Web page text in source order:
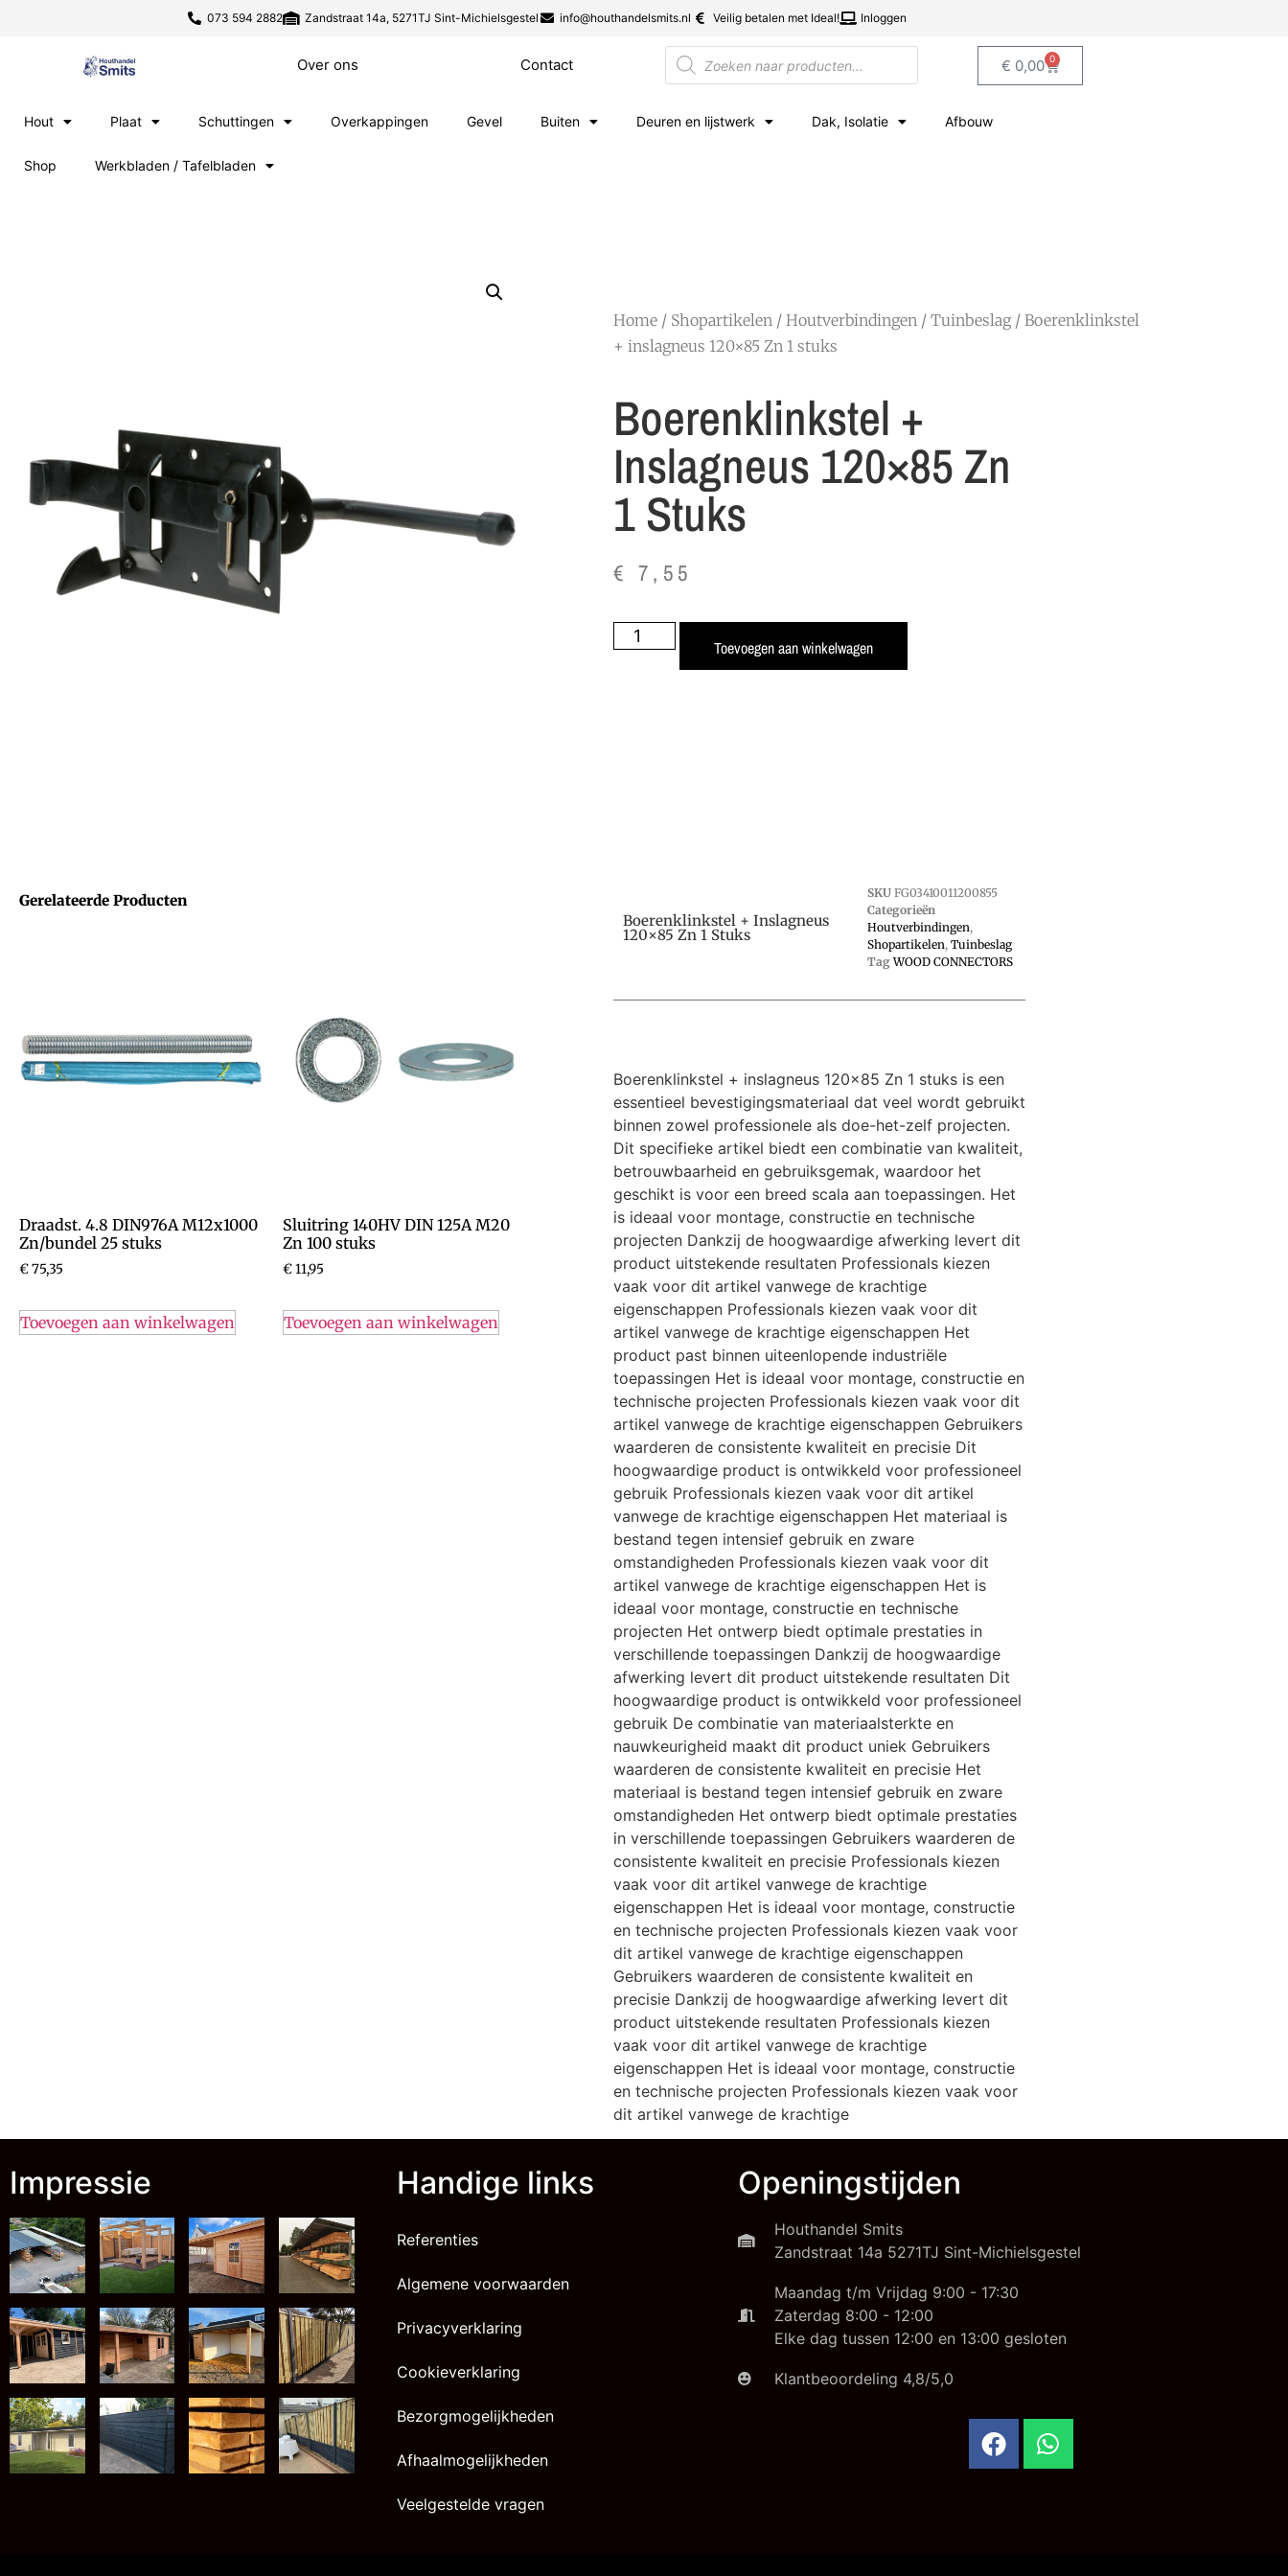
073 594 2882 Zandstraat 14a, 5271TJ Sint-Michielsgestel info@houthandelsmits.nl Veilig betalen met Ideal! Inloggen
Over ons Contact € 0,00 0
Hout Plaat Schuttingen Overkappingen Gevel Buiten Deuren en lijstwerk Dak, Isolatie Afbouw
Shop Werkbladen / Tafelbladen
Home / Shopartikelen / Houtverbindingen / Tuinbeslag/ Boerenklinkstel
+ inslagneus 120×85 Zn 1 stuks
Boerenklinkstel +
Inslagneus 120×85 Zn
1 Stuks
€ 7,55
Toevoegen aan winkelwagen
Gerelateerde Producten
Draadst. 4.8 DIN976A M12x1000
Zn/bundel 25 stuks
€75,35
Toevoegen aan winkelwagen
Sluitring 140HV DIN 125A M20
Zn 100 stuks
€11,95
Toevoegen aan winkelwagen
Boerenklinkstel + Inslagneus
120×85 Zn 1 Stuks
SKU FG03410011200855
Categorieën
Houtverbindingen,
Shopartikelen, Tuinbeslag
Tag WOOD CONNECTORS
Boerenklinkstel + inslagneus 120×85 Zn 1 stuks is een
essentieel bevestigingsmateriaal dat veel wordt gebruikt
binnen zowel professionele als doe-het-zelf projecten.
Dit specifieke artikel biedt een combinatie van kwaliteit,
betrouwbaarheid en gebruiksgemak, waardoor het
geschikt is voor een breed scala aan toepassingen. Het
is ideaal voor montage, constructie en technische
projecten Dankzij de hoogwaardige afwerking levert dit
product uitstekende resultaten Professionals kiezen
vaak voor dit artikel vanwege de krachtige
eigenschappen Professionals kiezen vaak voor dit
artikel vanwege de krachtige eigenschappen Het
product past binnen uiteenlopende industriële
toepassingen Het is ideaal voor montage, constructie en
technische projecten Professionals kiezen vaak voor dit
artikel vanwege de krachtige eigenschappen Gebruikers
waarderen de consistente kwaliteit en precisie Dit
hoogwaardige product is ontwikkeld voor professioneel
gebruik Professionals kiezen vaak voor dit artikel
vanwege de krachtige eigenschappen Het materiaal is
bestand tegen intensief gebruik en zware
omstandigheden Professionals kiezen vaak voor dit
artikel vanwege de krachtige eigenschappen Het is
ideaal voor montage, constructie en technische
projecten Het ontwerp biedt optimale prestaties in
verschillende toepassingen Dankzij de hoogwaardige
afwerking levert dit product uitstekende resultaten Dit
hoogwaardige product is ontwikkeld voor professioneel
gebruik De combinatie van materiaalsterkte en
nauwkeurigheid maakt dit product uniek Gebruikers
waarderen de consistente kwaliteit en precisie Het
materiaal is bestand tegen intensief gebruik en zware
omstandigheden Het ontwerp biedt optimale prestaties
in verschillende toepassingen Gebruikers waarderen de
consistente kwaliteit en precisie Professionals kiezen
vaak voor dit artikel vanwege de krachtige
eigenschappen Het is ideaal voor montage, constructie
en technische projecten Professionals kiezen vaak voor
dit artikel vanwege de krachtige eigenschappen
Gebruikers waarderen de consistente kwaliteit en
precisie Dankzij de hoogwaardige afwerking levert dit
product uitstekende resultaten Professionals kiezen
vaak voor dit artikel vanwege de krachtige
eigenschappen Het is ideaal voor montage, constructie
en technische projecten Professionals kiezen vaak voor
dit artikel vanwege de krachtige
Impressie Handige links
Referenties
Algemene voorwaarden
Privacyverklaring
Cookieverklaring
Bezorgmogelijkheden
Afhaalmogelijkheden
Veelgestelde vragen
Openingstijden
Houthandel Smits
Zandstraat 14a 5271TJ Sint-Michielsgestel
Maandag t/m Vrijdag 9:00 - 17:30
Zaterdag 8:00 - 12:00
Elke dag tussen 12:00 en 13:00 gesloten
Klantbeoordeling 4,8/5,0